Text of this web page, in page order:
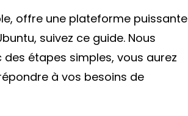
offre une plateforme puissante
suivez ce guide. Nous
étapes simples, vous aurez
à vos besoins de